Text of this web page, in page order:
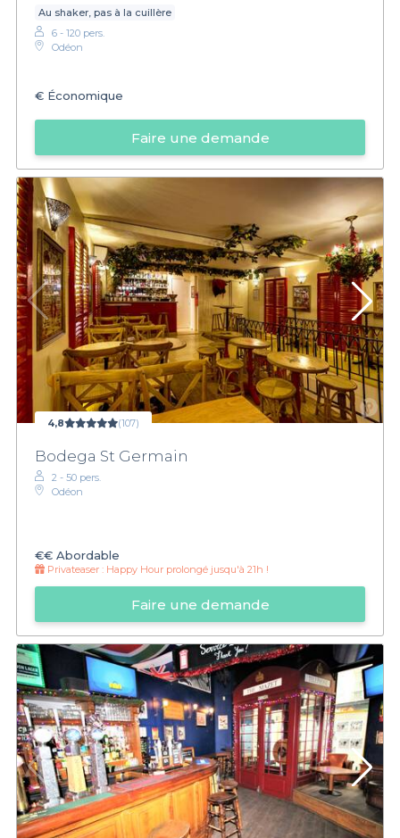
Au shaker, pas à la cuillère
6 - 120 pers.
Odéon
€ Économique
Faire une demande
4,8 (107)
Bodega St Germain
2 - 50 pers.
Odéon
€€ Abordable
Privateaser : Happy Hour prolongé jusqu'à 21h !
Faire une demande